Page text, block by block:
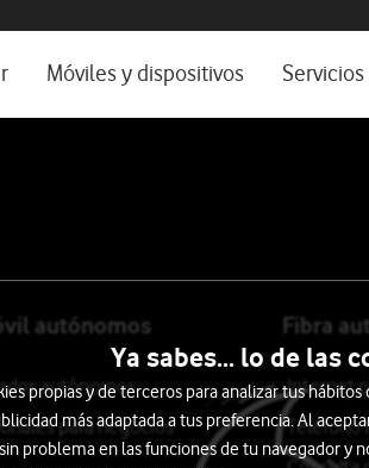
ayuda e idioma
Móviles y dispositivos
autónomos
autónomos
para negocios
Fibra
Internet
Teléfono
Ya sabes... lo de las
propias y de terceros para analizar tus
más adaptada a tus preferencia. Al
problema en las funciones de tu navegador y